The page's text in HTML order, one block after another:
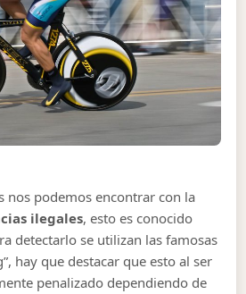
nos podemos encontrar con la
ilegales, esto es conocido
detectarlo se utilizan las famosas
hay que destacar que esto al ser
penalizado dependiendo de